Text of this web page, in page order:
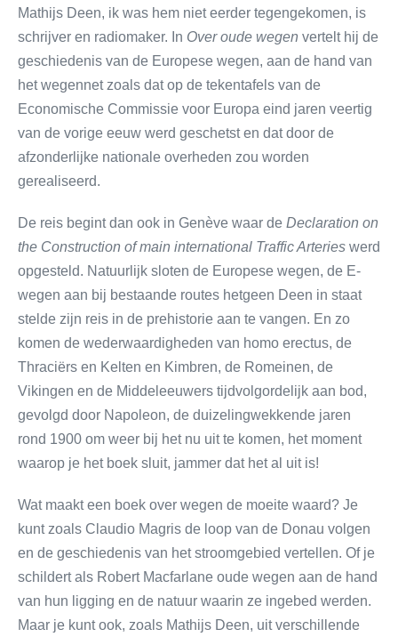
Mathijs Deen, ik was hem niet eerder tegengekomen, is
schrijver en radiomaker. In Over oude wegen vertelt hij de
geschiedenis van de Europese wegen, aan de hand van
het wegennet zoals dat op de tekentafels van de
Economische Commissie voor Europa eind jaren veertig
van de vorige eeuw werd geschetst en dat door de
afzonderlijke nationale overheden zou worden
gerealiseerd.
De reis begint dan ook in Genève waar de Declaration on
the Construction of main international Traffic Arteries werd
opgesteld. Natuurlijk sloten de Europese wegen, de E-
wegen aan bij bestaande routes hetgeen Deen in staat
stelde zijn reis in de prehistorie aan te vangen. En zo
komen de wederwaardigheden van homo erectus, de
Thraciërs en Kelten en Kimbren, de Romeinen, de
Vikingen en de Middeleeuwers tijdvolgordelijk aan bod,
gevolgd door Napoleon, de duizelingwekkende jaren
rond 1900 om weer bij het nu uit te komen, het moment
waarop je het boek sluit, jammer dat het al uit is!
Wat maakt een boek over wegen de moeite waard? Je
kunt zoals Claudio Magris de loop van de Donau volgen
en de geschiedenis van het stroomgebied vertellen. Of je
schildert als Robert Macfarlane oude wegen aan de hand
van hun ligging en de natuur waarin ze ingebed werden.
Maar je kunt ook, zoals Mathijs Deen, uit verschillende